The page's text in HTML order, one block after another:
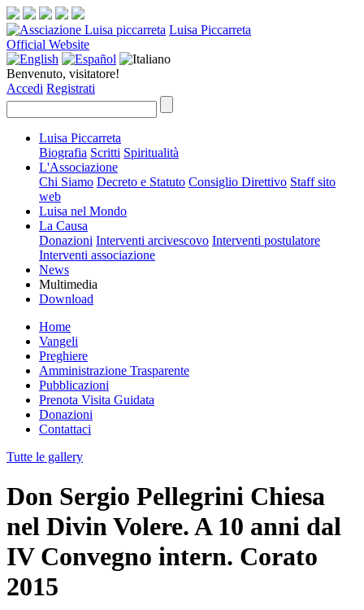
Luisa Piccarreta
Official Website
Benvenuto, visitatore!
Accedi Registrati
Luisa Piccarreta
Biografia Scritti Spiritualità
L'Associazione
Chi Siamo Decreto e Statuto Consiglio Direttivo Staff sito
web
Luisa nel Mondo
La Causa
Donazioni Interventi arcivescovo Interventi postulatore
Interventi associazione
News
Multimedia
Download
Home
Vangeli
Preghiere
Amministrazione Trasparente
Pubblicazioni
Prenota Visita Guidata
Donazioni
Contattaci
Tutte le gallery
Don Sergio Pellegrini Chiesa
nel Divin Volere. A 10 anni dal
IV Convegno intern. Corato
2015